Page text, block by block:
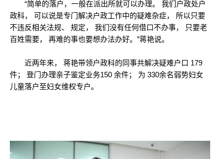
“简单的落户，一般在派出所就可以办理。 我们户政处户
政科， 可以说是专门解决户政工作中的疑难杂症， 所以只要
不违反相关法规、 规定， 我们没有任何借口不办事， 只要老
百姓需要， 再难的事也要想办法办好。”蒋艳说。
近两年来， 蒋艳带领户政科的同事共解决疑难户口 179
件； 登门办理亲子鉴定业务150 余件； 为 330余名弱势妇女
儿童落户至妇女维权专户。